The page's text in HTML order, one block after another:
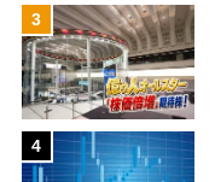
3
4